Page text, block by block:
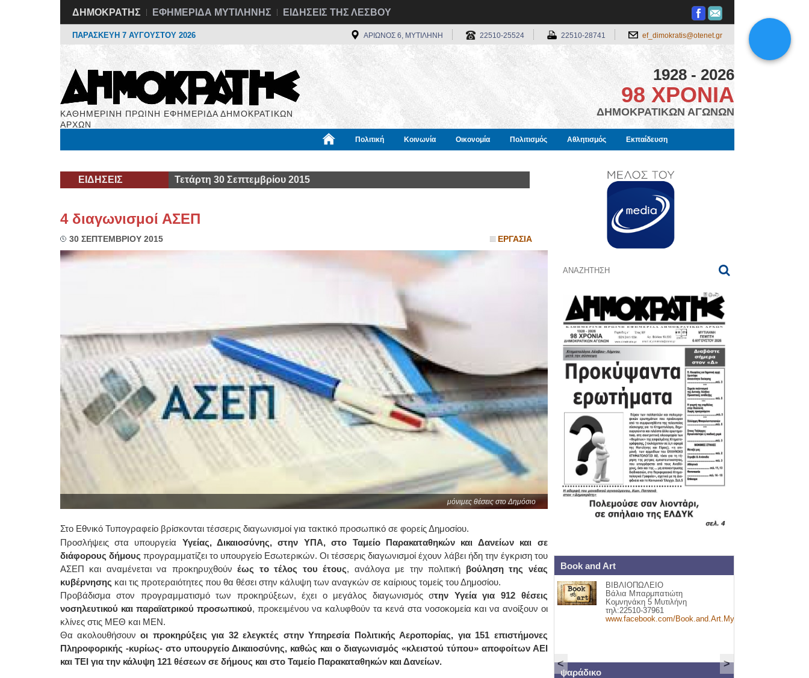
ΔΗΜΟΚΡΑΤΗΣ ΕΦΗΜΕΡΙΔΑ ΜΥΤΙΛΗΝΗΣ ΕΙΔΗΣΕΙΣ ΤΗΣ ΛΕΣΒΟΥ
ΠΑΡΑΣΚΕΥΗ 7 ΑΥΓΟΥΣΤΟΥ 2026 ΑΡΙΩΝΟΣ 6, ΜΥΤΙΛΗΝΗ 22510-25524 22510-28741 ef_dimokratis@otenet.gr
ΚΑΘΗΜΕΡΙΝΗ ΠΡΩΙΝΗ ΕΦΗΜΕΡΙΔΑ ΔΗΜΟΚΡΑΤΙΚΩΝ
ΑΡΧΩΝ
1928 - 2026
98 ΧΡΟΝΙΑ
ΔΗΜΟΚΡΑΤΙΚΩΝ ΑΓΩΝΩΝ
Πολιτική Κοινωνία Οικονομία Πολιτισμός Αθλητισμός Εκπαίδευση
ΕΙΔΗΣΕΙΣ Τετάρτη 30 Σεπτεμβρίου 2015
4 διαγωνισμοί ΑΣΕΠ
30 ΣΕΠΤΕΜΒΡΙΟΥ 2015 ΕΡΓΑΣΙΑ
μόνιμες θέσεις στο Δημόσιο
Στο Εθνικό Τυπογραφείο βρίσκονται τέσσερις διαγωνισμοί για τακτικό προσωπικό σε φορείς Δημοσίου.
Προσλήψεις στα υπουργεία Υγείας, Δικαιοσύνης, στην ΥΠΑ, στο Ταμείο Παρακαταθηκών και Δανείων και σε
διάφορους δήμους προγραμματίζει το υπουργείο Εσωτερικών. Οι τέσσερις διαγωνισμοί έχουν λάβει ήδη την έγκριση του
ΑΣΕΠ και αναμένεται να προκηρυχθούν έως το τέλος του έτους, ανάλογα με την πολιτική βούληση της νέας
κυβέρνησης και τις προτεραιότητες που θα θέσει στην κάλυψη των αναγκών σε καίριους τομείς του Δημοσίου.
Προβάδισμα στον προγραμματισμό των προκηρύξεων, έχει ο μεγάλος διαγωνισμός στην Υγεία για 912 θέσεις
νοσηλευτικού και παραϊατρικού προσωπικού, προκειμένου να καλυφθούν τα κενά στα νοσοκομεία και να ανοίξουν οι
κλίνες στις ΜΕΘ και ΜΕΝ.
Θα ακολουθήσουνοι προκηρύξεις για 32 ελεγκτές στην Υπηρεσία Πολιτικής Αεροπορίας, για 151 επιστήμονες
Πληροφορικής -κυρίως- στο υπουργείο Δικαιοσύνης, καθώς και ο διαγωνισμός «κλειστού τύπου» αποφοίτων ΑΕΙ
και ΤΕΙ για την κάλυψη 121 θέσεων σε δήμους και στο Ταμείο Παρακαταθηκών και Δανείων.
>
<
ΟΡΘΟΠΑΙΔΙΚΟΣ
ΓΙΩΡΓΟΣ Ι. ΠΑΠΙΟΜΥΤΗΣ
ΟΡΘΟΠΑΙΔΙΚΟΣ ΧΕΙΡΟΥΡΓΟΣ
ΤΡΑΥΜΑΤΟΛΟΓΟΣ
ΚΑΒΕΤΣΟΥ 32
Book and Art
ΒΙΒΛΙΟΠΩΛΕΙΟ
Βάλια Μπαρμπατιώτη
Κομνηνάκη 5 Μυτιλήνη
τηλ:22510-37961
www.facebook.com/Book.and.Art.Mytilini
ψαράδικο